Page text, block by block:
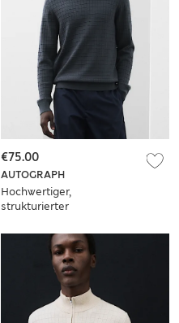
AUTOGRAPH
Hochwertiger,
strukturierter
Karomuster
€75.00